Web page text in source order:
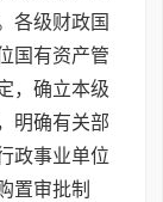
各级财政国
国有资产管
，确立本级
明确有关部
政事业单位
置审批制